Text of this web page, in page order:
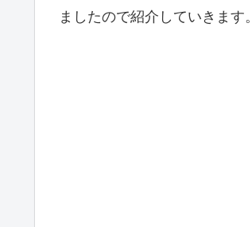
ましたので紹介していきます。